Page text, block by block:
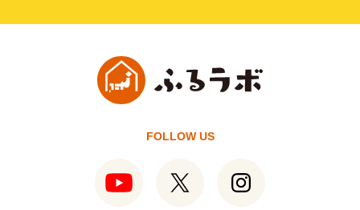
FOLLOW US